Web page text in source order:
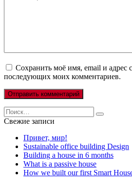
Сохранить моё имя, email и адрес
последующих моих комментариев.
Search
for:
Свежие записи
Привет, мир!
Sustainable office building Design
Building a house in 6 months
What is a passive house
How we built our first Smart